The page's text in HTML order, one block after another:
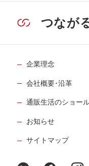
つなが
企業理念
会社概要･沿革
通販生活のショー
お知らせ
サイトマップ